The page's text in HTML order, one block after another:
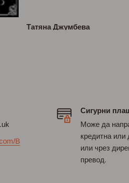
Татяна Джумбева
B
Сигурни
Може да
кредитна или
или чрез
превод.